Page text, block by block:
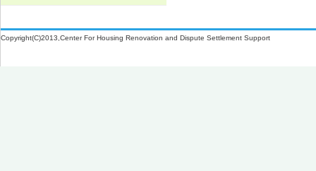
W-1-602 竪どいのとい受け金物の取
W-3-403 熱橋部の断熱処理
下地)
1）
Copyright(C)2013,Center For Housing Renovation and Dispute Settlement Support